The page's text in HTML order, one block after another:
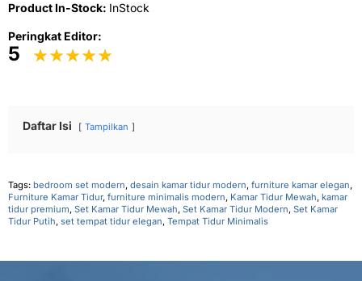
Product In-Stock: InStock
Peringkat Editor:
5
Daftar Isi Tampilkan
Tags: bedroom set modern, desain kamar tidur modern, furniture kamar elegan,
Furniture Kamar Tidur, furniture minimalis modern, Kamar Tidur Mewah, kamar
tidur premium, Set Kamar Tidur Mewah, Set Kamar Tidur Modern, Set Kamar
Tidur Putih, set tempat tidur elegan, Tempat Tidur Minimalis